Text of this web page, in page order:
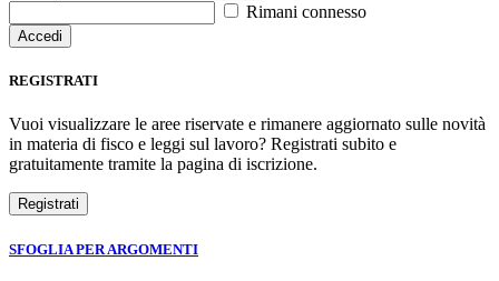
Rimani connesso
REGISTRATI
Vuoi visualizzare le aree riservate e rimanere aggiornato sulle novità
in materia di fisco e leggi sul lavoro? Registrati subito e
gratuitamente tramite la pagina di iscrizione.
SFOGLIA PER ARGOMENTI